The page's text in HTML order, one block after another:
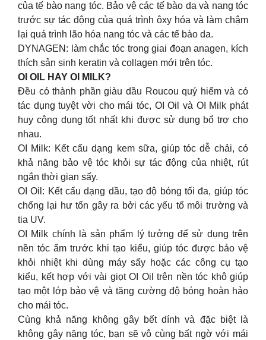
của tế bào nang tóc. Bảo vệ các tế bào da và nang tóc
trước sự tác động của quá trình ôxy hóa và làm chậm
lại quá trình lão hóa nang tóc và các tế bào da.
DYNAGEN: làm chắc tóc trong giai đoạn anagen, kích
thích sản sinh keratin và collagen mới trên tóc.
OI OIL HAY OI MILK?
Đều có thành phần giàu dầu Roucou quý hiếm và có
tác dụng tuyệt vời cho mái tóc, OI Oil và OI Milk phát
huy công dụng tốt nhất khi được sử dụng bổ trợ cho
nhau.
OI Milk: Kết cấu dạng kem sữa, giúp tóc dễ chải, có
khả năng bảo vệ tóc khỏi sự tác động của nhiệt, rút
ngắn thời gian sấy.
OI Oil: Kết cấu dạng dầu, tạo độ bóng tối đa, giúp tóc
chống lại hư tổn gây ra bởi các yếu tố môi trường và
tia UV.
OI Milk chính là sản phẩm lý tưởng để sử dụng trên
nền tóc ẩm trước khi tạo kiểu, giúp tóc được bảo vệ
khỏi nhiệt khi dùng máy sấy hoặc các công cụ tạo
kiểu, kết hợp với vài giọt OI Oil trên nền tóc khô giúp
tạo một lớp bảo vệ và tăng cường độ bóng hoàn hảo
cho mái tóc.
Cùng khả năng không gây bết dính và đặc biệt là
không gây nặng tóc, bạn sẽ vô cùng bất ngờ với mái